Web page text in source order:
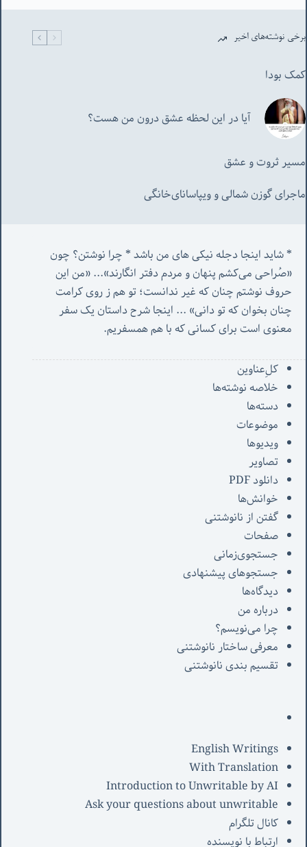
برخی نوشته‌های اخیر
کمک بودا
آیا در این لحظه عشق درون من هست؟
مسیر ثروت و عشق
ماجرای گوزن شمالی و‌ ویپاسانای‌خانگی
«صُراحی می‌کشم پنهان‌ و مردم‌ دفتر انگارند»... «
چنان بخوان که تو دانی» ...
معنوی است برای کسانی که با هم همسفریم.
کل‌ِعناوین
خلاصه نوشته‌ها
دسته‌ها
موضوعات
ویدیوها
تصاویر
دانلود PDF
خوانش‌ها
گفتن از نانوشتنی
صفحات
جستجوی‌زمانی
جستجوهای پیشنهادی
دیدگاه‌ها
درباره من
چرا می‌نویسم؟
معرفی‌ ساختار نانوشتنی
تقسیم بندی نانوشتنی
English Writings
With Translation
Introduction to Unwritable by AI
Ask your questions about unwritable
کانال تلگرام
ارتباط با نویسنده